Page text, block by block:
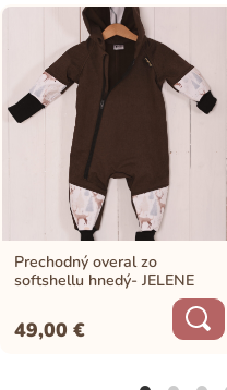
Prechodný overal zo
softshellu hnedý- JELENE
49,00€